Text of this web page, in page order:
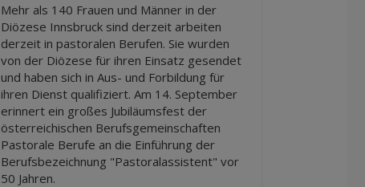
Mehr als 140 Frauen und Männer in der
Diözese Innsbruck sind derzeit arbeiten
derzeit in pastoralen Berufen. Sie wurden
von der Diözese für ihren Einsatz gesendet
und haben sich in Aus- und Forbildung für
ihren Dienst qualifiziert. Am 14. September
erinnert ein großes Jubiläumsfest der
österreichischen Berufsgemeinschaften
Pastorale Berufe an die Einführung der
Berufsbezeichnung "Pastoralassistent" vor
50 Jahren.